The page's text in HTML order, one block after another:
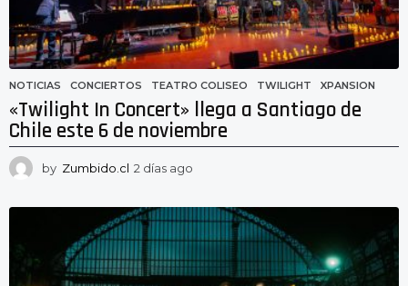
NOTICIAS CONCIERTOS ,TEATRO COLISEO ,TWILIGHT ,XPANSION
«Twilight In Concert» llega a Santiago de
Chile este 6 de noviembre
by Zumbido.cl 2 días ago
a
s